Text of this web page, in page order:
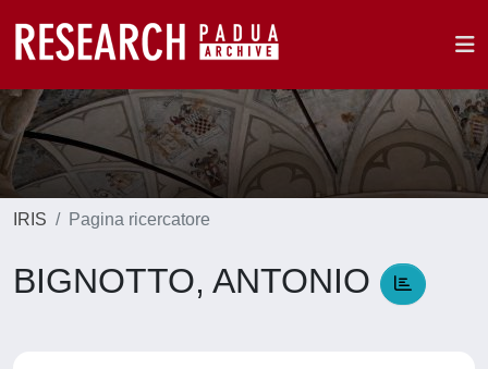
IRIS Pagina ricercatore
BIGNOTTO, ANTONIO